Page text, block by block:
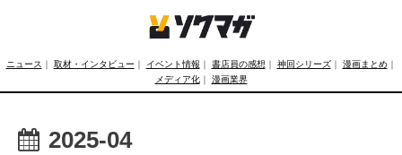
ニュース ｜ 取材・インタビュー ｜ イベント情報 ｜ 書店員の感想 ｜ 神回シリーズ｜ 漫画まとめ｜
メディア化｜ 漫画業界
2025-04